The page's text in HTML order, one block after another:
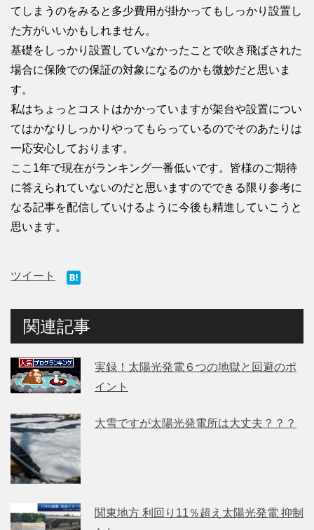
てしまうのをみると多少費用が掛かってもしっかり設置し
た方がいいかもしれません。
基礎をしっかり設置していなかったことで吹き飛ばされた
場合に保険での保証の対象になるのかも微妙だと思いま
す。
私はちょっとコストはかかっていますが架台や設置につい
てはかなりしっかりやってもらっているのでそのあたりは
一応安心しております。
ここ1年で現在がランキング一番低いです。皆様のご期待
に答えられていないのだと思いますのでできる限り参考に
なる記事を配信していけるように今後も精進していこうと
思います。
ツイート
関連記事
実録！太陽光発電６つの地獄と回避のポ
イント
大雪ですが太陽光発電所は大丈夫？？？
関東地方 利回り11％超え太陽光発電 抑制